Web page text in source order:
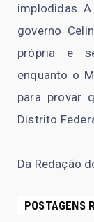
implodidas.
governo
própria e
enquanto o
para provar
Distrito
Da Redação
POSTAGENS